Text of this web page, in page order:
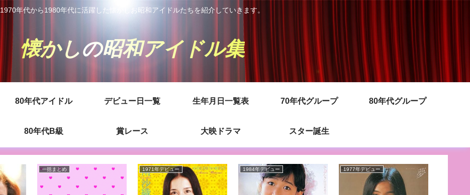
1970年代から1980年代に活躍した懐かしお昭和アイドルたちを紹介していきます。
懐かしの昭和アイドル集
80年代アイドル デビュー日一覧 生年月日一覧表 70年代グループ 80年代グループ
80年代B級 賞レース 大映ドラマ スター誕生
一括まとめ 1971年デビュー 1984年デビュー 1977年デビュー